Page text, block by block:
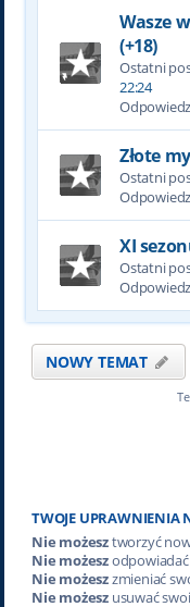
Wasze
(+18)
Ostatni
22:24
Złote
Ostatni
XI
Ostatni
NOWY TEMAT
TWOJE UPRAWNIENIA
Nie możesztworzyć
Nie możesz
Nie możeszzmieniać
Nie możeszusuwać